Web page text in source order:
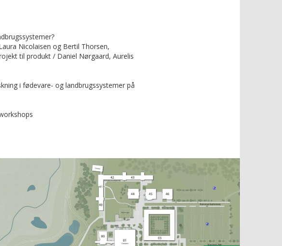
Nicolaisen og Bertil Thorsen,
til produkt / Daniel Nørgaard, Aurelis
i fødevare- og landbrugssystemer på